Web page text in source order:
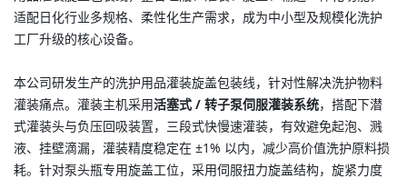
适配日化行业多规格、柔性化生产需求，成为中小型及规模化洗护
工厂升级的核心设备。
本公司研发生产的洗护用品灌装旋盖包装线，针对性解决洗护物料
灌装痛点。灌装主机采用活塞式 / 转子泵伺服灌装系统，搭配下潜
式灌装头与负压回吸装置，三段式快慢速灌装，有效避免起泡、溅
液、挂壁滴漏，灌装精度稳定在 ±1% 以内，减少高价值洗护原料损
耗。针对泵头瓶专用旋盖工位，采用伺服扭力旋盖结构，旋紧力度